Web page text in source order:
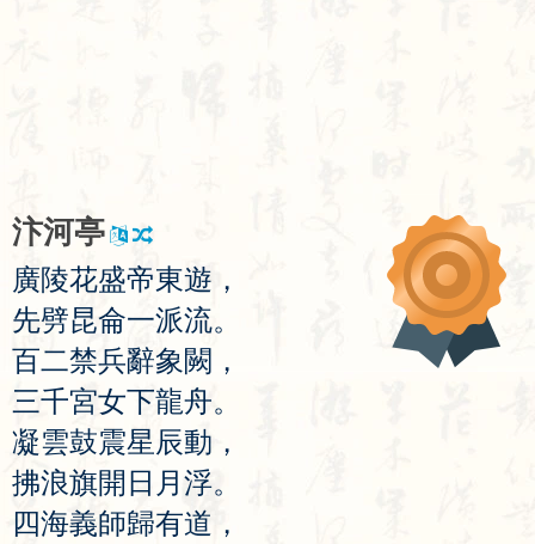
汴河亭
廣陵花盛帝東遊 ，
先劈昆侖一派流。
百二禁兵辭象闕 ，
三千宮女下龍舟。
凝雲鼓震星 辰動 ，
拂浪旗開 日 月 浮。
四海義師歸有道 ，